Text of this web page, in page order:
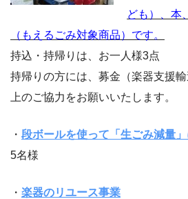
ども）、本
（もえるごみ対象商品）です。
持込・持帰りは、お一人様3点
持帰りの方には、募金（楽器支援
上のご協力をお願いいたします。
・ 段ボールを使って「生ごみ減量」
5名様
・ 楽器のリユース事業